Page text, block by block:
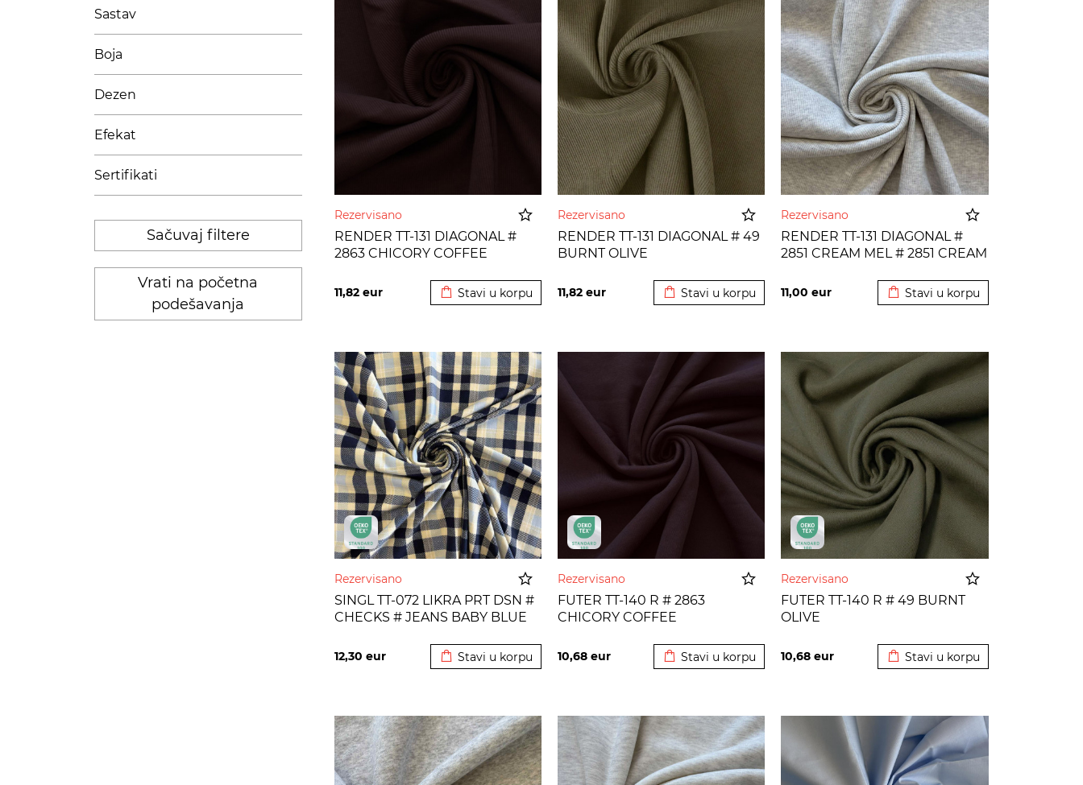
Sastav
Boja
Dezen
Efekat
Sertifikati
Sačuvaj filtere
Vrati na početna
podešavanja
Rezervisano
RENDER TT-131 DIAGONAL #
2863 CHICORY COFFEE
11,82 eur Stavi u korpu
Rezervisano
RENDER TT-131 DIAGONAL # 49
BURNT OLIVE
11,82 eur Stavi u korpu
Rezervisano
RENDER TT-131 DIAGONAL #
2851 CREAM MEL # 2851 CREAM
11,00eur Stavi u korpu
Rezervisano
SINGL TT-072 LIKRA PRT DSN #
CHECKS # JEANS BABY BLUE
12,30 eur Stavi u korpu
Rezervisano
FUTER TT-140 R # 2863
CHICORY COFFEE
10,68 eur Stavi u korpu
Rezervisano
FUTER TT-140 R # 49 BURNT
OLIVE
10,68eur Stavi u korpu